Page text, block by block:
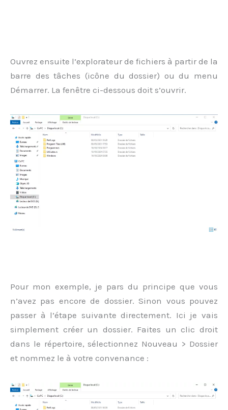
Ouvrez ensuite l’explorateur de fichiers à partir de la
barre des tâches (icône du dossier) ou du menu
Démarrer. La fenêtre ci-dessous doit s’ouvrir.
Pour mon exemple, je pars du principe que vous
n’avez pas encore de dossier. Sinon vous pouvez
passer à l’étape suivante directement. Ici je vais
simplement créer un dossier. Faites un clic droit
dans le répertoire, sélectionnez Nouveau > Dossier
et nommez le à votre convenance :